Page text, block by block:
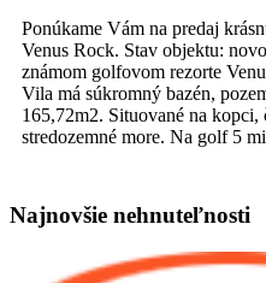
Ponúkame Vám na predaj
Venus Rock. Stav objektu:
známom golfovom rezorte
Vila má súkromný bazén,
165,72m2. Situované na
stredozemné more. Na golf 5
Najnovšie nehnuteľnosti